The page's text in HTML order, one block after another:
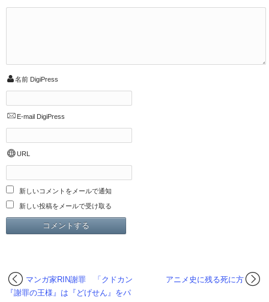
名前 DigiPress
E-mail DigiPress
URL
新しいコメントをメールで通知
新しい投稿をメールで受け取る
アニメ史に残る死に方
マンガ家RIN謝罪 「クドカン
『謝罪の王様』は『どげせん』をパ